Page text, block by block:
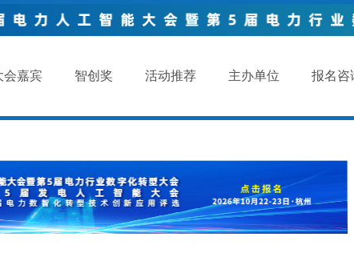
会嘉宾 智创奖 活动推荐 主办单位 报名咨